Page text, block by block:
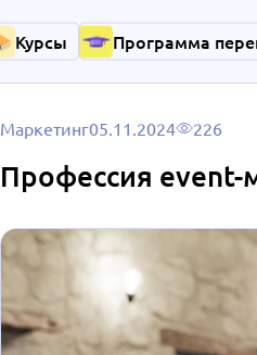
Курсы Программа
Маркетинг05.11.2024 226
Профессия event-